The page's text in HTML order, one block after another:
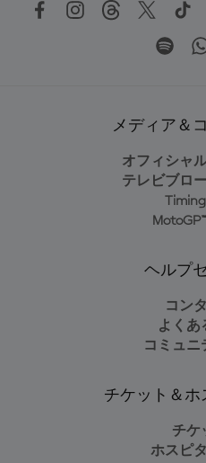
メディア＆
オフィシャ
テレビブロ
ヘルプ
コン
よくあ
コミュニ
チケット＆ホ
チケ
ホスピ